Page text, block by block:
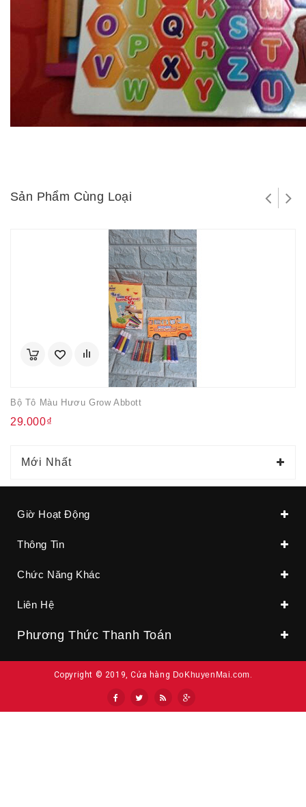
Sản Phẩm Cùng Loại
Bộ Tô Màu Hươu Grow Abbott
29.000₫
Mới Nhất
Giờ Hoạt Động
Thông Tin
Chức Năng Khác
Liên Hệ
Phương Thức Thanh Toán
Copyright © 2019, Cửa hàng DoKhuyenMai.com